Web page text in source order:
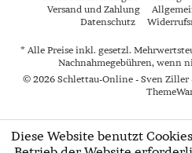
Versand und Zahlung
Datenschutz
* Alle Preise inkl. gesetzl.
Nachnahmegebühren, wenn
© 2026 Schlettau-Online - Sven Ziller
Diese Website benutzt